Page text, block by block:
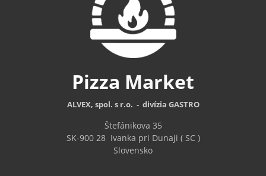
Pizza Market
ALVEX, spol. s r.o. - divízia GASTRO
Štefánikova 35
SK-900 28Ivanka pri Dunaji ( SC )
Slovensko